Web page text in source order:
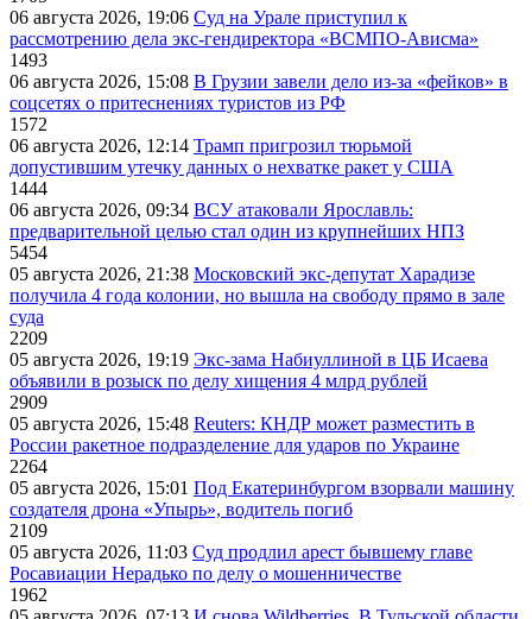
06 августа 2026, 19:06 Суд на Урале приступил к
рассмотрению дела экс-гендиректора «ВСМПО-Ависма»
1493
06 августа 2026, 15:08 В Грузии завели дело из-за «фейков» в
соцсетях о притеснениях туристов из РФ
1572
06 августа 2026, 12:14 Трамп пригрозил тюрьмой
допустившим утечку данных о нехватке ракет у США
1444
06 августа 2026, 09:34 ВСУ атаковали Ярославль:
предварительной целью стал один из крупнейших НПЗ
5454
05 августа 2026, 21:38 Московский экс-депутат Харадизе
получила 4 года колонии, но вышла на свободу прямо в зале
суда
2209
05 августа 2026, 19:19 Экс-зама Набиуллиной в ЦБ Исаева
объявили в розыск по делу хищения 4 млрд рублей
2909
05 августа 2026, 15:48 Reuters: КНДР может разместить в
России ракетное подразделение для ударов по Украине
2264
05 августа 2026, 15:01 Под Екатеринбургом взорвали машину
создателя дрона «Упырь», водитель погиб
2109
05 августа 2026, 11:03 Суд продлил арест бывшему главе
Росавиации Нерадько по делу о мошенничестве
1962